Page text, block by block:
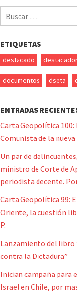
Buscar
por:
ETIQUETAS
destacado destacador
documentos dseta
ENTRADAS
Carta Geopolítica 100:
Comunista de la
Un par de
ministro de Corte de
periodista decente.
Carta Geopolítica 99:
Oriente, la cuestión
P.
Lanzamiento del libro
contra la Dictadura”
Inician campaña para
Israel en Chile, por